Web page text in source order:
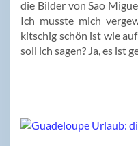
die Bilder von Sao
Ich musste mich
kitschig schön ist wie
soll ich sagen? Ja, es ist